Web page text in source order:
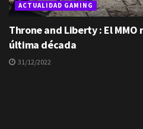
ACTUALIDAD GAMING
Throne and Liberty : El MMO
última década
31/12/2022